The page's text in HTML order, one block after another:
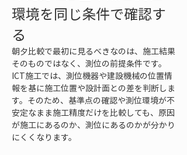
環境を同じ条件で確認す
る
朝夕比較で最初に見るべきなのは、施工結果
そのものではなく、測位の前提条件です。
ICT施工では、測位機器や建設機械の位置情
報を基に施工位置や設計面との差を判断しま
す。そのため、基準点の確認や測位環境が不
安定なまま施工精度だけを比較しても、原因
が施工にあるのか、測位にあるのかが分かり
にくくなります。